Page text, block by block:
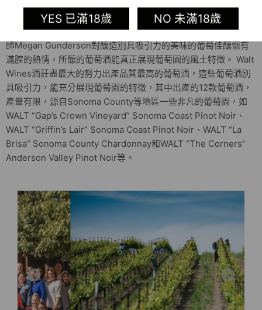
YES 已滿18歲 NO 未滿18歲
Noir優雅，充滿櫻桃的風味，酸度較高。
Walt Wines酒莊釀酒團隊由釀酒主任Steve Leveque帶領，釀酒
師Megan Gunderson對釀造別具吸引力的美味的葡萄佳釀懷有
滿腔的熱情，所釀的葡萄酒能真正展現葡萄園的風土特徵。 Walt
Wines酒莊盡最大的努力出產品質最高的葡萄酒，這些葡萄酒別
具吸引力，能充分展現葡萄園的特徵，其中出產的12款葡萄酒，
產量有限，源自Sonoma County等地區一些非凡的葡萄園，如
WALT “Gap’s Crown Vineyard” Sonoma Coast Pinot Noir、
WALT “Griffin’s Lair” Sonoma Coast Pinot Noir、WALT “La
Brisa” Sonoma County Chardonnay和WALT “The Corners”
Anderson Valley Pinot Noir等。